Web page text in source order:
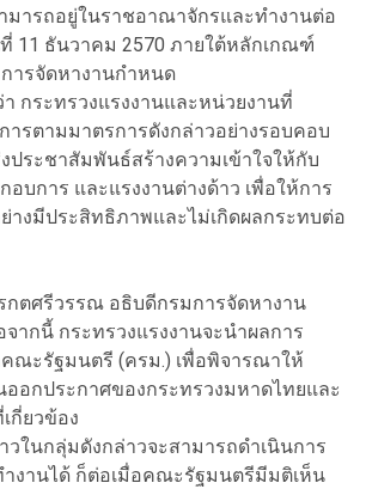
มารถอยู่ในราชอาณาจักรและทำงานต่อ
11 ธันวาคม 2570 ภายใต้หลักเกณฑ์
ารจัดหางานกำหนด
กระทรวงแรงงานและหน่วยงานที่
ารตามมาตรการดังกล่าวอย่างรอบคอบ
ประชาสัมพันธ์สร้างความเข้าใจให้กับ
อบการ และแรงงานต่างด้าว เพื่อให้การ
างมีประสิทธิภาพและไม่เกิดผลกระทบต่อ
กตศรีวรรณ อธิบดีกรมการจัดหางาน
ากนี้ กระทรวงแรงงานจะนำผลการ
ณะรัฐมนตรี (ครม.) เพื่อพิจารณาให้
อกประกาศของกระทรวงมหาดไทยและ
กี่ยวข้อง
วในกลุ่มดังกล่าวจะสามารถดำเนินการ
งานได้ ก็ต่อเมื่อคณะรัฐมนตรีมีมติเห็น